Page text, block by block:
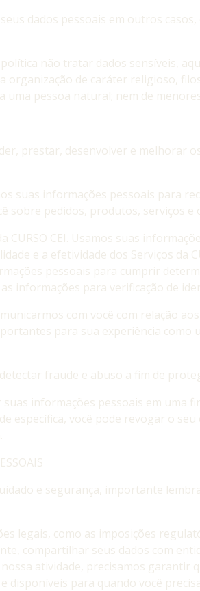
dados pessoais em outros
não tratar dados sensíveis,
organização de caráter religioso,
pessoa natural; nem de
prestar, desenvolver e melhorar
suas informações pessoais para
sobre pedidos, produtos, serviços
CURSO CEI. Usamos suas
e a efetividade dos Serviços da
pessoais para cumprir
informações para verificação de
com você com relação
para sua experiência
fraude e abuso a fim de
informações pessoais em uma
específica, você pode revogar o
e segurança, importante
legais, como as imposições
compartilhar seus dados com
atividade, precisamos garantir
disponíveis para quando você